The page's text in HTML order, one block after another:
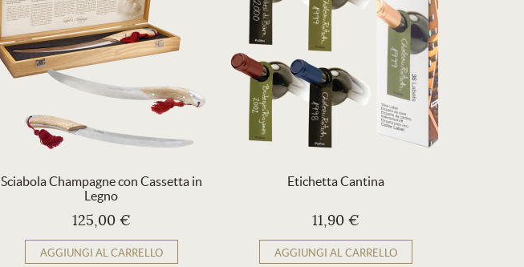
Sciabola Champagne con Cassetta in
Legno
125,00 €
AGGIUNGI AL CARRELLO
Etichetta Cantina
11,90 €
AGGIUNGI AL CARRELLO